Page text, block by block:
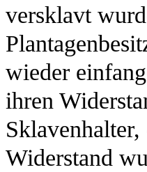
versklavt
wieder
ihren
Widerstand